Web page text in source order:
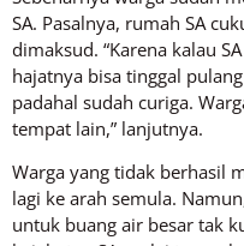
SA. Pasalnya, rumah SA
dimaksud. “Karena kalau
hajatnya bisa tinggal
padahal sudah curiga.
tempat lain,” lanjutnya.
Warga yang tidak berhasil
lagi ke arah semula.
untuk buang air besar tak